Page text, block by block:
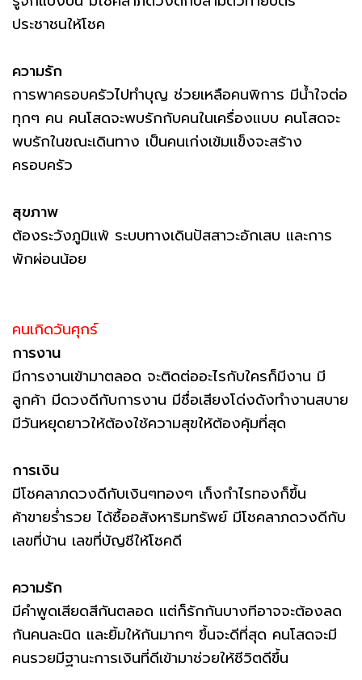
ประชาชนให้โชค
ความรัก
การพาครอบครัวไปทำบุญ ช่วยเหลือคนพิการ มีน้ำใจต่อ
ทุกๆ คน คนโสดจะพบรักกับคนในเครื่องแบบ คนโสดจะ
พบรักในขณะเดินทาง เป็นคนเก่งเข้มแข็งจะสร้าง
ครอบครัว
สุขภาพ
ต้องระวังภูมิแพ้ ระบบทางเดินปัสสาวะอักเสบ และการ
พักผ่อนน้อย
คนเกิดวันศุกร์
การงาน
มีการงานเข้ามาตลอด จะติดต่ออะไรกับใครก็มีงาน มี
ลูกค้า มีดวงดีกับการงาน มีชื่อเสียงโด่งดังทำงานสบาย
มีวันหยุดยาวให้ต้องใช้ความสุขให้ต้องคุ้มที่สุด
การเงิน
มีโชคลาภดวงดีกับเงินๆทองๆ เก็งกำไรทองก็ขึ้น
ค้าขายร่ำรวย ได้ซื้ออสังหาริมทรัพย์ มีโชคลาภดวงดีกับ
เลขที่บ้าน เลขที่บัญชีให้โชคดี
ความรัก
มีคำพูดเสียดสีกันตลอด แต่ก็รักกันบางทีอาจจะต้องลด
กันคนละนิด และยิ้มให้กันมากๆ ขึ้นจะดีที่สุด คนโสดจะมี
คนรวยมีฐานะการเงินที่ดีเข้ามาช่วยให้ชีวิตดีขึ้น